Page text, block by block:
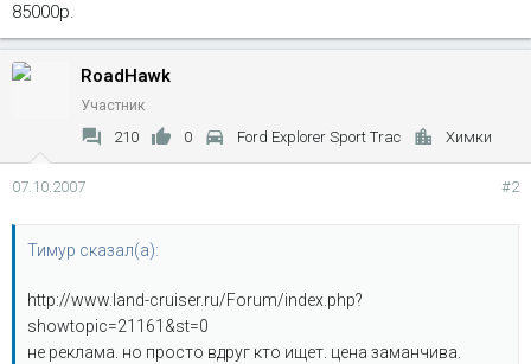
85000р.
RoadHawk
Участник
210 0 Ford Explorer Sport Trac Химки
07.10.2007 #2
Тимур сказал(а):
http://www.land-cruiser.ru/Forum/index.php?
showtopic=21161&st=0
не реклама. но просто вдруг кто ищет. цена заманчива.